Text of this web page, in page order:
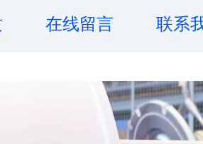
在线留言 联系